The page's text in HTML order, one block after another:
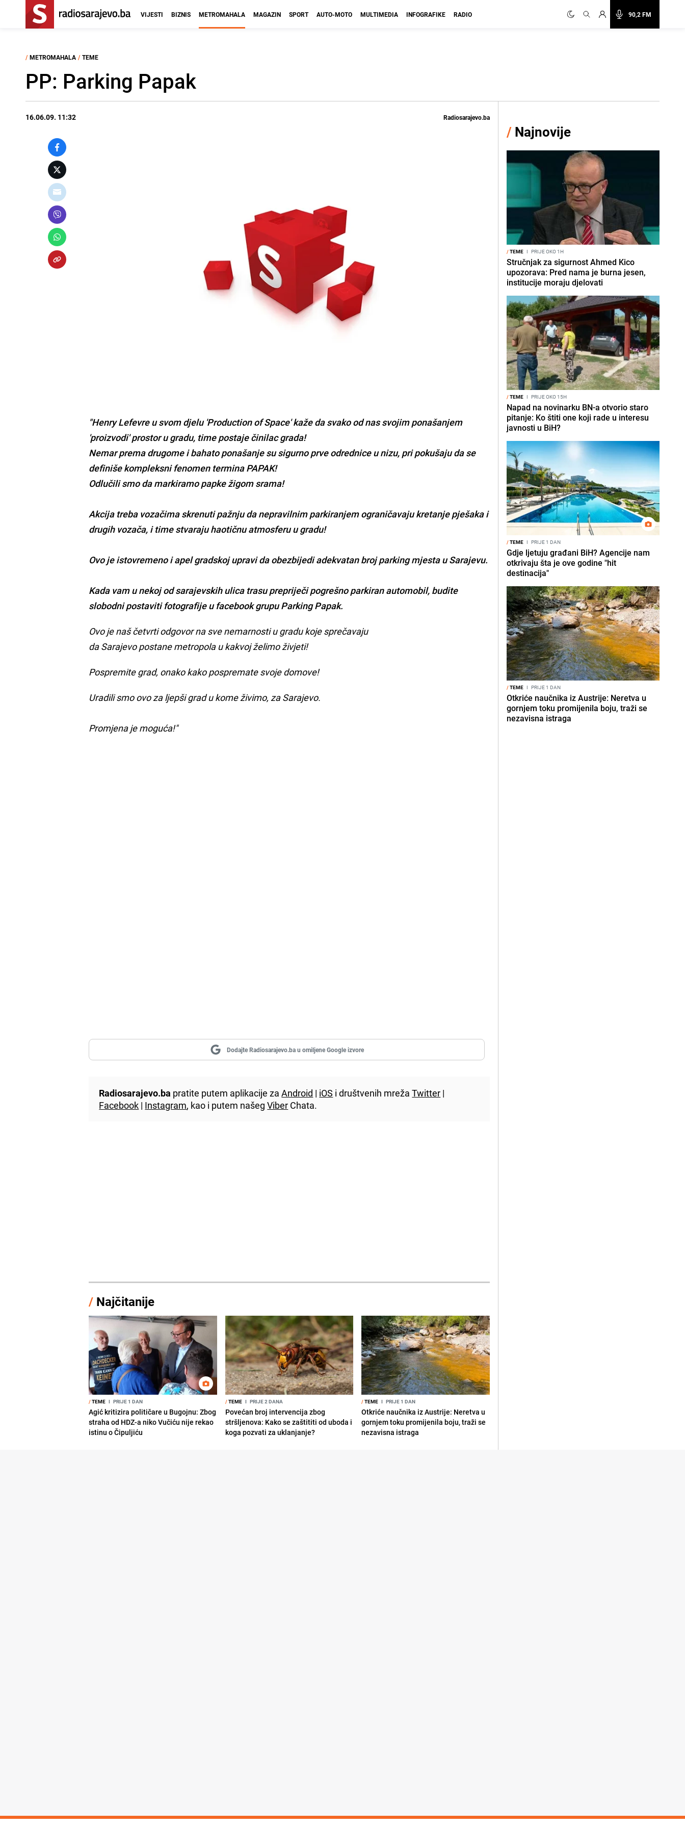
90,2 FM
VIJESTI BIZNIS METROMAHALA MAGAZIN SPORT AUTO-MOTO MULTIMEDIA INFOGRAFIKE RADIO
/ METROMAHALA / TEME
PP: Parking Papak
16.06.09. 11:32 Radiosarajevo.ba
"Henry Lefevre u svom djelu 'Production of Space' kaže da svako od nas svojim ponašanjem
'proizvodi' prostor u gradu, time postaje činilac grada!
Nemar prema drugome i bahato ponašanje su sigurno prve odrednice u nizu, pri pokušaju da se
definiše kompleksni fenomen termina PAPAK!
Odlučili smo da markiramo papke žigom srama!
Akcija treba vozačima skrenuti pažnju da nepravilnim parkiranjem ograničavaju kretanje pješaka i
drugih vozača, i time stvaraju haotičnu atmosferu u gradu!
Ovo je istovremeno i apel gradskoj upravi da obezbijedi adekvatan broj parking mjesta u Sarajevu.
Kada vam u nekoj od sarajevskih ulica trasu prepriječi pogrešno parkiran automobil, budite
slobodni postaviti fotografije u facebook grupu Parking Papak.
Ovo je naš četvrti odgovor na sve nemarnosti u gradu koje sprečavaju
da Sarajevo postane metropola u kakvoj želimo živjeti!
Pospremite grad, onako kako pospremate svoje domove!
Uradili smo ovo za ljepši grad u kome živimo, za Sarajevo.
Promjena je moguća!"
Dodajte Radiosarajevo.ba u omiljene Google izvore
Radiosarajevo.ba pratite putem aplikacije zaAndroid | iOS i društvenih mrežaTwitter |
Facebook | Instagram, kao i putem našegViber Chata.
/ Najčitanije
/TEME I PRIJE 1 DAN
Agić kritizira političare u Bugojnu: Zbog
straha od HDZ-a niko Vučiću nije rekao
istinu o Čipuljiću
/TEME I PRIJE 2 DANA
Povećan broj intervencija zbog
stršljenova: Kako se zaštititi od uboda i
koga pozvati za uklanjanje?
/TEME I PRIJE 1 DAN
Otkriće naučnika iz Austrije: Neretva u
gornjem toku promijenila boju, traži se
nezavisna istraga
/ Najnovije
/TEME I PRIJE OKO 1H
Stručnjak za sigurnost Ahmed Kico
upozorava: Pred nama je burna jesen,
institucije moraju djelovati
/TEME I PRIJE OKO 15H
Napad na novinarku BN-a otvorio staro
pitanje: Ko štiti one koji rade u interesu
javnosti u BiH?
/TEME I PRIJE 1 DAN
Gdje ljetuju građani BiH? Agencije nam
otkrivaju šta je ove godine "hit
destinacija"
/TEME I PRIJE 1 DAN
Otkriće naučnika iz Austrije: Neretva u
gornjem toku promijenila boju, traži se
nezavisna istraga